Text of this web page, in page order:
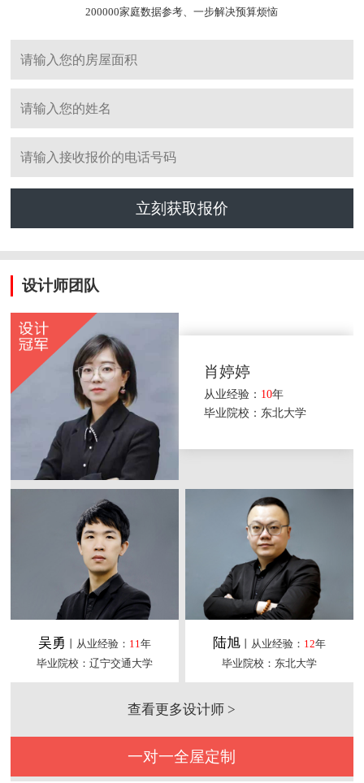
200000家庭数据参考、一步解决预算烦恼
立刻获取报价
设计师团队
肖婷婷
从业经验： 10年
毕业院校：东北大学
吴勇 丨从业经验： 11年
毕业院校：辽宁交通大学
陆旭丨从业经验： 12年
毕业院校：东北大学
查看更多设计师 >
一对一全屋定制